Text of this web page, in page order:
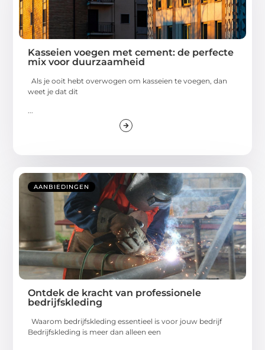
Kasseien voegen met cement: de perfecte
mix voor duurzaamheid
Als je ooit hebt overwogen om kasseien te voegen, dan
weet je dat dit
...
AANBIEDINGEN
Ontdek de kracht van professionele
bedrijfskleding
Waarom bedrijfskleding essentieel is voor jouw bedrijf
Bedrijfskleding is meer dan alleen een